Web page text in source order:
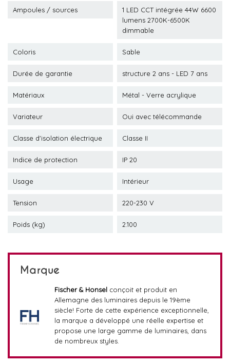
Ampoules / sources
1 LED CCT intégrée 44W 6600
lumens 2700K-6500K
dimmable
Coloris Sable
Durée de garantie structure 2 ans - LED 7 ans
Matériaux Métal - Verre acrylique
Variateur Oui avec télécommande
Classe d'isolation électrique Classe II
Indice de protection IP 20
Usage Intérieur
Tension 220-230 V
Poids (kg) 2.100
Marque
Fischer & Honselconçoit et produit en
Allemagne des luminaires depuis le 19ème
siècle! Forte de cette expérience exceptionnelle,
la marque a développé une réelle expertise et
propose une large gamme de luminaires, dans
de nombreux styles.